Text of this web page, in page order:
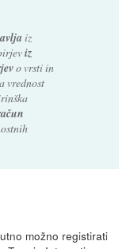
iz
iz
o vrsti in
vrednost
možno registirati